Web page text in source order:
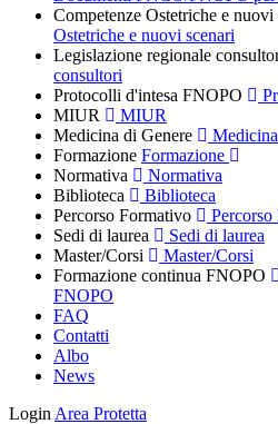
Competenze Ostetriche e nuovi
Ostetriche e nuovi scenari
Legislazione regionale
consultori
Protocolli d'intesa FNOPO
MIUR
MIUR
Medicina di Genere
Formazione Formazione
Normativa
Normativa
Biblioteca
Biblioteca
Percorso Formativo
Sedi di laurea
Sedi di laurea
Master/Corsi
Master/Corsi
Formazione continua FNOPO
FNOPO
FAQ
Contatti
Albo
News
Login Area Protetta